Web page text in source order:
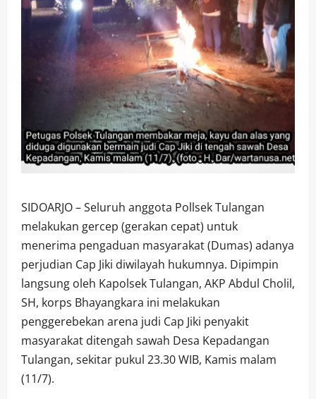
SIDOARJO – Seluruh anggota Pollsek Tulangan
melakukan gercep (gerakan cepat) untuk
menerima pengaduan masyarakat (Dumas) adanya
perjudian Cap Jiki diwilayah hukumnya. Dipimpin
langsung oleh Kapolsek Tulangan, AKP Abdul Cholil,
SH, korps Bhayangkara ini melakukan
penggerebekan arena judi Cap Jiki penyakit
masyarakat ditengah sawah Desa Kepadangan
Tulangan, sekitar pukul 23.30 WIB, Kamis malam
(11/7).